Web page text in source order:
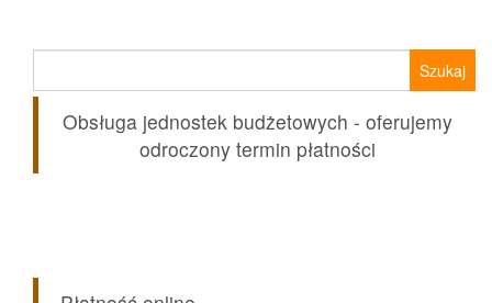
Obsługa jednostek budżetowych - oferujemy
odroczony termin płatności